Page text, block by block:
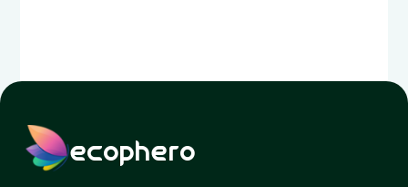
ecophero